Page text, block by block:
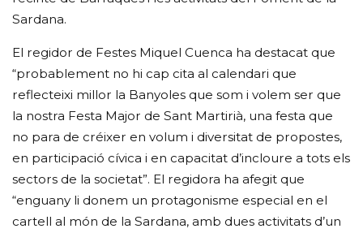
Sardana.
El regidor de Festes Miquel Cuenca ha destacat que
“probablement no hi cap cita al calendari que
reflecteixi millor la Banyoles que som i volem ser que
la nostra Festa Major de Sant Martirià, una festa que
no para de créixer en volum i diversitat de propostes,
en participació cívica i en capacitat d’incloure a tots els
sectors de la societat”. El regidora ha afegit que
“enguany li donem un protagonisme especial en el
cartell al món de la Sardana, amb dues activitats d’un